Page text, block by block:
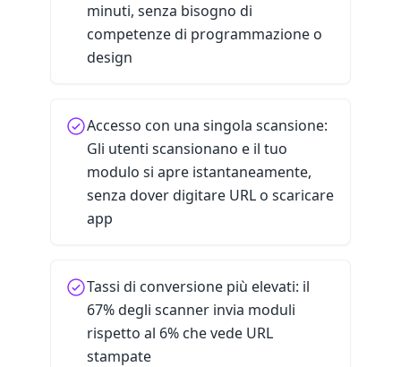
minuti, senza bisogno di
competenze di programmazione o
design
Accesso con una singola scansione:
Gli utenti scansionano e il tuo
modulo si apre istantaneamente,
senza dover digitare URL o scaricare
app
Tassi di conversione più elevati: il
67% degli scanner invia moduli
rispetto al 6% che vede URL
stampate